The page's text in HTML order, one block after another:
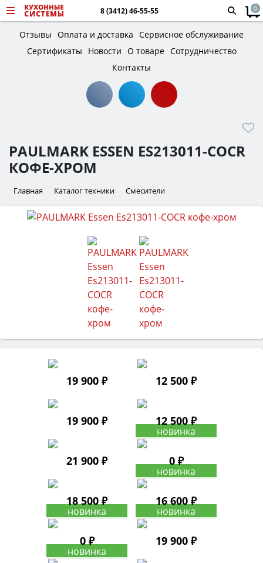
8 (3412) 46-55-55 0
Отзывы Оплата и доставка Сервисное обслуживание
Сертификаты
Новости О товаре Сотрудничество
Контакты
PAULMARK ESSEN ES213011-COCR
КОФЕ-ХРОМ
Главная Каталог техники Смесители
19 900 ₽ 12 500 ₽
19 900 ₽ 12 500 ₽
21 900 ₽ 0 ₽
18 500 ₽ 16 600 ₽
0 ₽ 19 900 ₽